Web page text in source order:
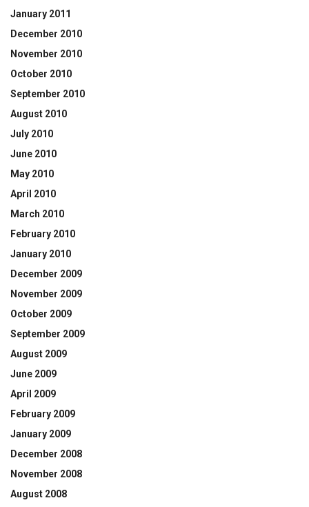
January 2011
December 2010
November 2010
October 2010
September 2010
August 2010
July 2010
June 2010
May 2010
April 2010
March 2010
February 2010
January 2010
December 2009
November 2009
October 2009
September 2009
August 2009
June 2009
April 2009
February 2009
January 2009
December 2008
November 2008
August 2008